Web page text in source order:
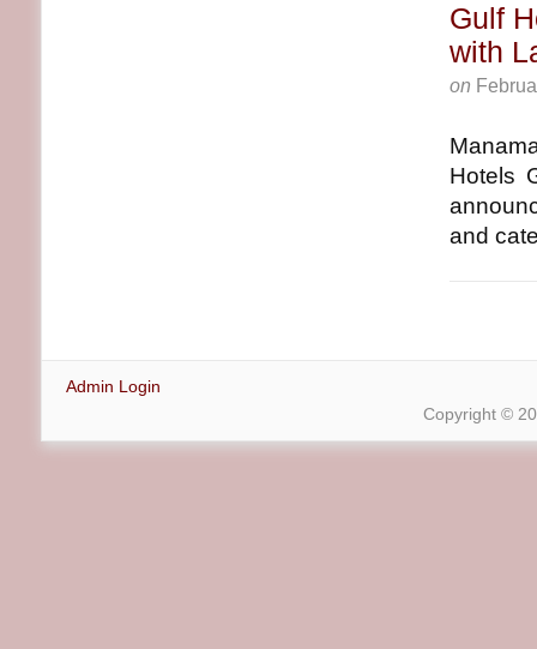
Gulf
with
on
Hotels
and
Admin Login
Copyright ©